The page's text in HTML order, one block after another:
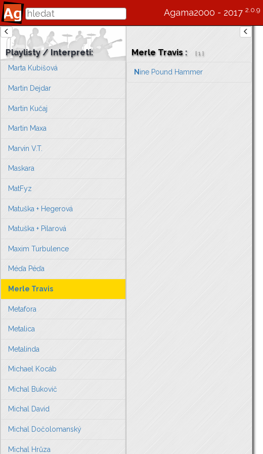
Agama2000 - 2017 2.0.9
Playlisty / Interpreti:
Marná snaha
Marsyas
Marta Jandová
Marta Kubišová
Martin Dejdar
Martin Kučaj
Martin Maxa
Marvin V.T.
Maskara
MatFyz
Matuška + Hegerová
Matuška + Pilarová
Maxim Turbulence
Méďa Péďa
Merle Travis
Metafora
Metalica
Metalinda
Michael Kocáb
Michal Bukovič
Michal David
Michal Dočolomanský
Michal Hrůza
Merle Travis : [ 1 ]
N ine Pound Hammer